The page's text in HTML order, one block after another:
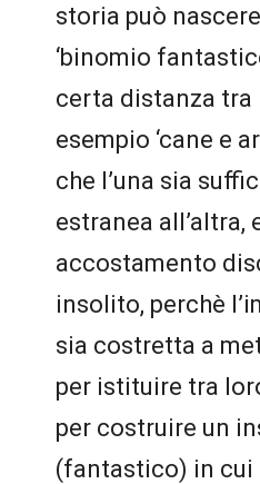
storia può
‘binomio
certa distanza tra
esempio ‘cane e
che l’una sia
estranea all’altra,
accostamento
insolito, perchè
sia costretta a
per istituire tra
per costruire un
(fantastico) in cui